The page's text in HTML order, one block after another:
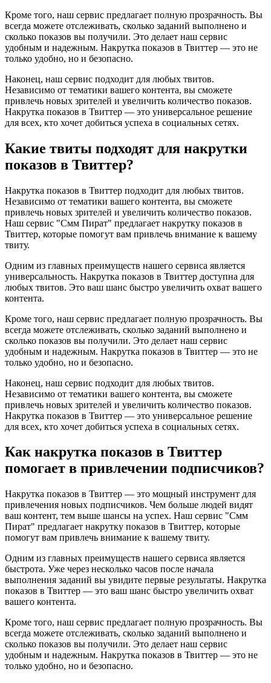
Кроме того, наш сервис предлагает полную прозрачность. Вы
всегда можете отслеживать, сколько заданий выполнено и
сколько показов вы получили. Это делает наш сервис
удобным и надежным. Накрутка показов в Твиттер — это не
только удобно, но и безопасно.
Наконец, наш сервис подходит для любых твитов.
Независимо от тематики вашего контента, вы сможете
привлечь новых зрителей и увеличить количество показов.
Накрутка показов в Твиттер — это универсальное решение
для всех, кто хочет добиться успеха в социальных сетях.
Какие твиты подходят для накрутки
показов в Твиттер?
Накрутка показов в Твиттер подходит для любых твитов.
Независимо от тематики вашего контента, вы сможете
привлечь новых зрителей и увеличить количество показов.
Наш сервис "Смм Пират" предлагает накрутку показов в
Твиттер, которые помогут вам привлечь внимание к вашему
твиту.
Одним из главных преимуществ нашего сервиса является
универсальность. Накрутка показов в Твиттер доступна для
любых твитов. Это ваш шанс быстро увеличить охват вашего
контента.
Кроме того, наш сервис предлагает полную прозрачность. Вы
всегда можете отслеживать, сколько заданий выполнено и
сколько показов вы получили. Это делает наш сервис
удобным и надежным. Накрутка показов в Твиттер — это не
только удобно, но и безопасно.
Наконец, наш сервис подходит для любых твитов.
Независимо от тематики вашего контента, вы сможете
привлечь новых зрителей и увеличить количество показов.
Накрутка показов в Твиттер — это универсальное решение
для всех, кто хочет добиться успеха в социальных сетях.
Как накрутка показов в Твиттер
помогает в привлечении подписчиков?
Накрутка показов в Твиттер — это мощный инструмент для
привлечения новых подписчиков. Чем больше людей видят
ваш контент, тем выше шансы на успех. Наш сервис "Смм
Пират" предлагает накрутку показов в Твиттер, которые
помогут вам привлечь внимание к вашему твиту.
Одним из главных преимуществ нашего сервиса является
быстрота. Уже через несколько часов после начала
выполнения заданий вы увидите первые результаты. Накрутка
показов в Твиттер — это ваш шанс быстро увеличить охват
вашего контента.
Кроме того, наш сервис предлагает полную прозрачность. Вы
всегда можете отслеживать, сколько заданий выполнено и
сколько показов вы получили. Это делает наш сервис
удобным и надежным. Накрутка показов в Твиттер — это не
только удобно, но и безопасно.